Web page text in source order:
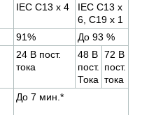
IEC C13 x 4
IEC C13 x
6, C19 x 1
91% До 93 %
24 В пост.
тока
48 В
пост.
Тока
72 В
пост.
тока
До 7 мин.*